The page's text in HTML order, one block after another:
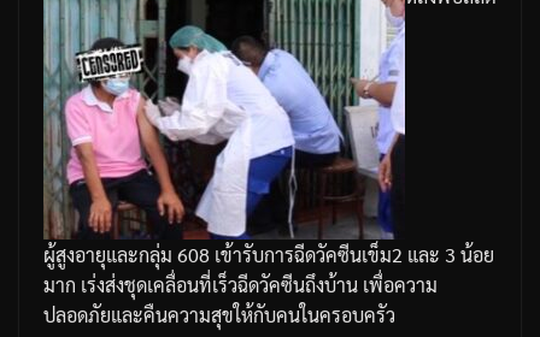
ผู้สูงอายุและกลุ่ม 608 เข้ารับการฉีดวัคซีนเข็ม2 และ 3 น้อย
มาก เร่งส่งชุดเคลื่อนที่เร็วฉีดวัคซีนถึงบ้าน เพื่อความ
ปลอดภัยและคืนความสุขให้กับคนในครอบครัว